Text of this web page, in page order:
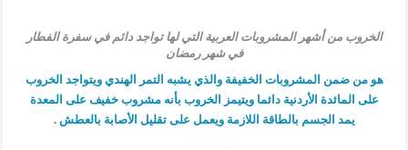
الخروب من أشهر المشروبات العربية التي لها تواجد دائم في سفرة الفطار
في شهر رمضان
هو من ضمن المشروبات الخفيفة والذي يشبه التمر الهندي ويتواجد الخروب
على المائدة الأردنية دائما ويتيمز الخروب بأنه مشروب خفيف على المعدة
يمد الجسم بالطاقة اللازمة ويعمل على تقليل الأصابة بالعطش .